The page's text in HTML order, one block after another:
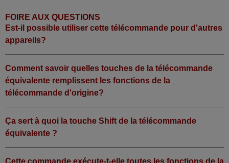
FOIRE AUX QUESTIONS
Est-il possible utiliser cette télécommande pour d'autres
appareils?
Comment savoir quelles touches de la télécommande
équivalente remplissent les fonctions de la
télécommande d'origine?
Ça sert à quoi la touche Shift de la télécommande
équivalente ?
Cette commande exécute-t-elle toutes les fonctions de la